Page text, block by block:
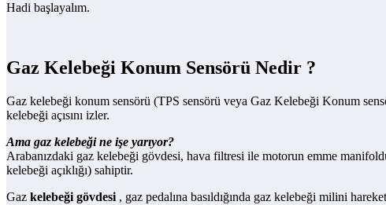
Hadi başlayalım.
Gaz Kelebeği Konum Sensörü Nedir ?
Gaz kelebeği konum sensörü (TPS sensörü veya Gaz Kelebeği Konum
kelebeği açısını izler.
Ama gaz kelebeği ne işe yarıyor?
Arabanızdaki gaz kelebeği gövdesi, hava filtresi ile motorun emme
kelebeği açıklığı) sahiptir.
Gaz kelebeği gövdesi , gaz pedalına basıldığında gaz kelebeği milini